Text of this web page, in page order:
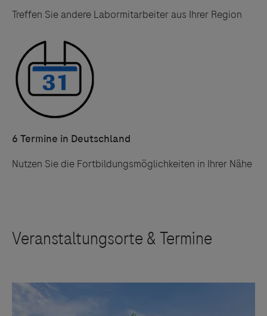
6 Termine in Deutschland
Nutzen Sie die Fortbildungsmöglichkeiten in Ihrer Nähe
Treffen Sie andere Labormitarbeiter aus Ihrer Region